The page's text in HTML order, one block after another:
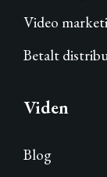
Video
Betalt
Viden
Blog